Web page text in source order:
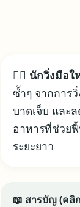
🏃‍♂️ นักวิ่งมือ
ซ้ำๆ จากการ
บาดเจ็บ และ
อาหารที่ช่วย
ระยะยาว
📖 สารบัญ (คลิ